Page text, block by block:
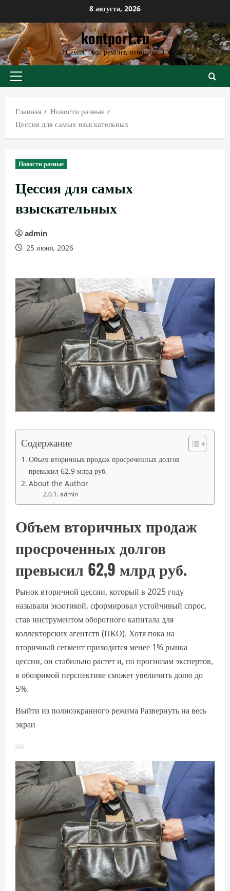
к
содержимому
8 августа, 2026
kontport.ru
Семья, быт, ремонт, отношения
Основное
Главная
Новости разные
Цессия для самых взыскательных
Новости разные
Цессия для самых
взыскательных
admin
25 июня, 2026
Содержание
Объем вторичных продаж просроченных долгов
превысил 62,9 млрд руб.
About the Author
admin
Объем вторичных продаж
просроченных долгов
превысил 62,9 млрд руб.
Рынок вторичной цессии, который в 2025 году
называли экзотикой, сформировал устойчивый спрос,
став инструментом оборотного капитала для
коллекторских агентств (ПКО). Хотя пока на
вторичный сегмент приходится менее 1% рынка
цессии, он стабильно растет и, по прогнозам экспертов,
в обозримой перспективе сможет увеличить долю до
5%.
Выйти из полноэкранного режима Развернуть на весь
экран